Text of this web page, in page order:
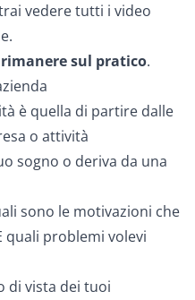
vedere tutti i video
rimanere sul pratico.
è quella di partire dalle
o attività
sogno o deriva da una
sono le motivazioni che
quali problemi volevi
di vista dei tuoi